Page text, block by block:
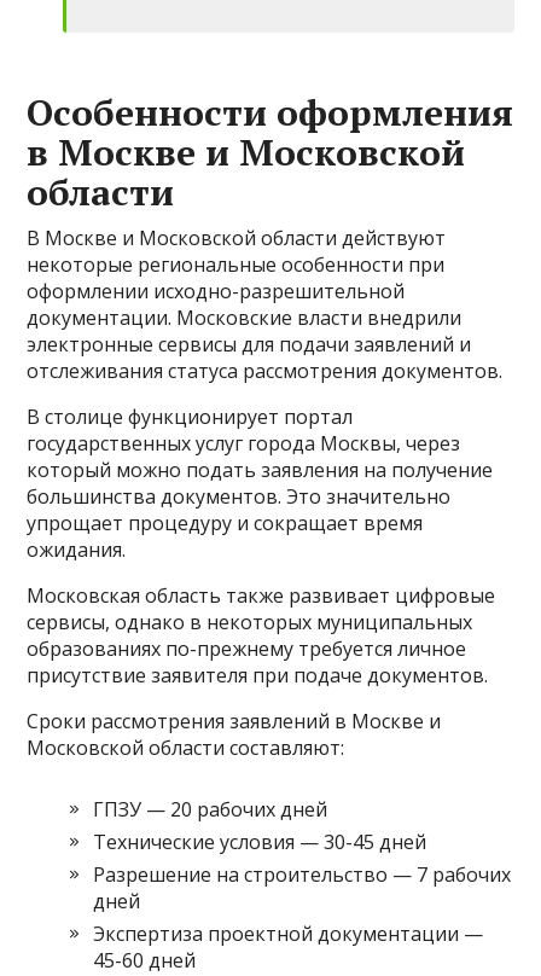
Особенности оформления
в Москве и Московской
области
В Москве и Московской области действуют
некоторые региональные особенности при
оформлении исходно-разрешительной
документации. Московские власти внедрили
электронные сервисы для подачи заявлений и
отслеживания статуса рассмотрения документов.
В столице функционирует портал
государственных услуг города Москвы, через
который можно подать заявления на получение
большинства документов. Это значительно
упрощает процедуру и сокращает время
ожидания.
Московская область также развивает цифровые
сервисы, однако в некоторых муниципальных
образованиях по-прежнему требуется личное
присутствие заявителя при подаче документов.
Сроки рассмотрения заявлений в Москве и
Московской области составляют:
ГПЗУ — 20 рабочих дней
Технические условия — 30-45 дней
Разрешение на строительство — 7 рабочих
дней
Экспертиза проектной документации —
45-60 дней